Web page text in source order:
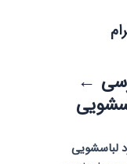
←
لباسشویی